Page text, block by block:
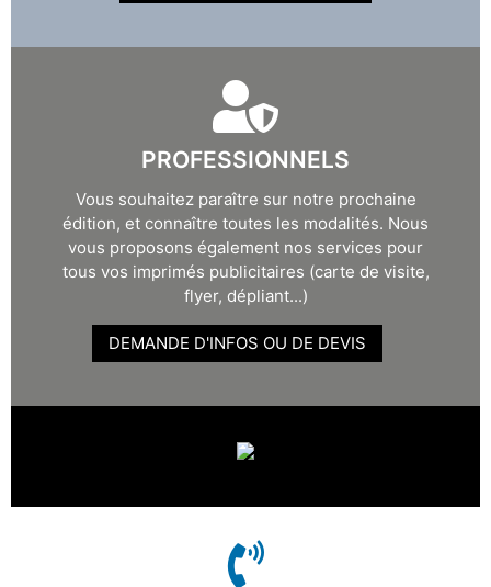
PROFESSIONNELS
Vous souhaitez paraître sur notre prochaine
édition, et connaître toutes les modalités. Nous
vous proposons également nos services pour
tous vos imprimés publicitaires (carte de visite,
flyer, dépliant...)
DEMANDE D'INFOS OU DE DEVIS